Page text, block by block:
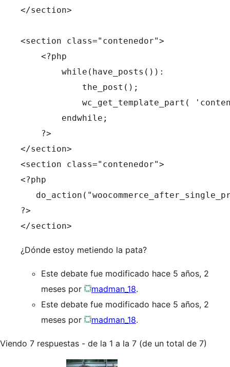
</section>
<section class="contenedor">
    <?php
        while(have_posts()):
            the_post();
wc_get_template_part(
        endwhile;
    ?>
</section>
<section class="contenedor">
<?php
?>
</section>
¿Dónde estoy metiendo la pata?
Este debate fue modificado hace 5 años, 2
meses por
madman_18.
Este debate fue modificado hace 5 años, 2
meses por
madman_18.
Viendo 7 respuestas - de la 1 a la 7 (de un total de 7)